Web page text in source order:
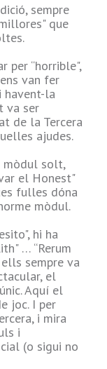
I
sempre
que
per “horrible",
van fer
havent-la
va ser
de la Tercera
ajudes.
mòdul solt,
el Honest"
fulles dóna
mòdul.
hi ha
… “Rerum
sempre va
el
Aquí el
joc. I per
i mira
i
(o sigui no